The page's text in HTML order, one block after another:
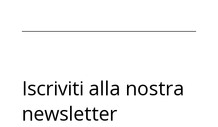
€9,80.€6,90.
Iscriviti alla nostra
newsletter